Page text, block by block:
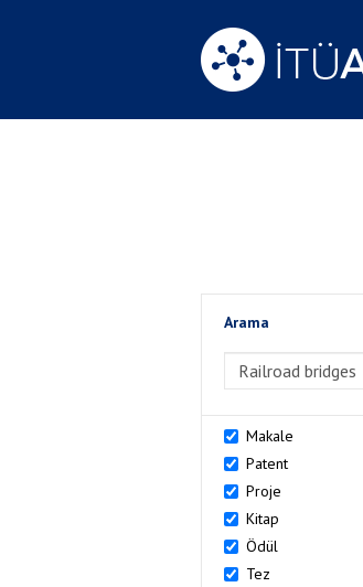
Arama
>Arama
Makale
Patent
Proje
Kitap
Ödül
Tez